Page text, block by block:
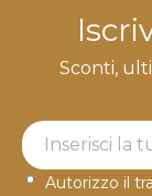
Sconti,
Newsletter
Autorizzo il